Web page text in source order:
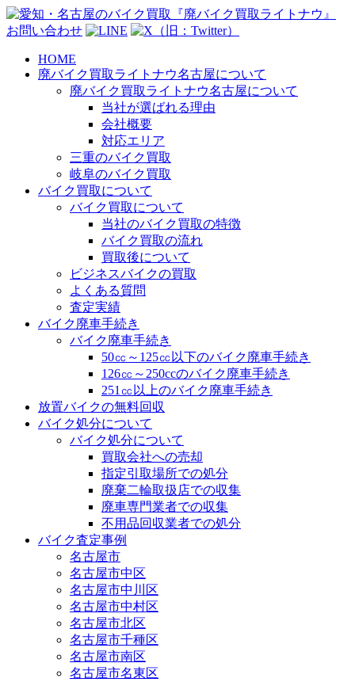
お問い合わせ
HOME
廃バイク買取ライトナウ名古屋について
廃バイク買取ライトナウ名古屋について
当社が選ばれる理由
会社概要
対応エリア
三重のバイク買取
岐阜のバイク買取
バイク買取について
バイク買取について
当社のバイク買取の特徴
バイク買取の流れ
買取後について
ビジネスバイクの買取
よくある質問
査定実績
バイク廃車手続き
バイク廃車手続き
50㏄～125㏄以下のバイク廃車手続き
126㏄～250ccのバイク廃車手続き
251㏄以上のバイク廃車手続き
放置バイクの無料回収
バイク処分について
バイク処分について
買取会社への売却
指定引取場所での処分
廃棄二輪取扱店での収集
廃車専門業者での収集
不用品回収業者での処分
バイク査定事例
名古屋市
名古屋市中区
名古屋市中川区
名古屋市中村区
名古屋市北区
名古屋市千種区
名古屋市南区
名古屋市名東区